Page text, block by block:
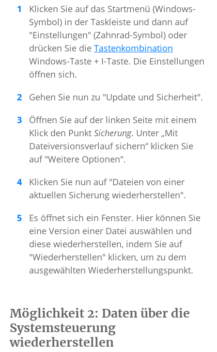
Klicken Sie auf das Startmenü (Windows-
Symbol) in der Taskleiste und dann auf
"Einstellungen" (Zahnrad-Symbol) oder
drücken Sie die Tastenkombination
Windows-Taste + I-Taste. Die Einstellungen
öffnen sich.
Gehen Sie nun zu "Update und Sicherheit".
Öffnen Sie auf der linken Seite mit einem
Klick den Punkt Sicherung. Unter „Mit
Dateiversionsverlauf sichern“ klicken Sie
auf "Weitere Optionen".
Klicken Sie nun auf "Dateien von einer
aktuellen Sicherung wiederherstellen".
Es öffnet sich ein Fenster. Hier können Sie
eine Version einer Datei auswählen und
diese wiederherstellen, indem Sie auf
"Wiederherstellen" klicken, um zu dem
ausgewählten Wiederherstellungspunkt.
Möglichkeit 2: Daten über die
Systemsteuerung
wiederherstellen